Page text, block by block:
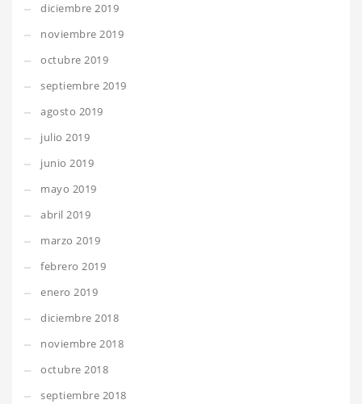
diciembre 2019
noviembre 2019
octubre 2019
septiembre 2019
agosto 2019
julio 2019
junio 2019
mayo 2019
abril 2019
marzo 2019
febrero 2019
enero 2019
diciembre 2018
noviembre 2018
octubre 2018
septiembre 2018